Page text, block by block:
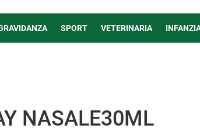
SPORT VETERINARIA
NASALE30ML